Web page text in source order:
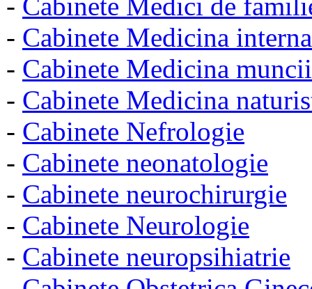
- Cabinete Medicina interna
- Cabinete Medicina muncii
- Cabinete Medicina
- Cabinete Nefrologie
- Cabinete neonatologie
- Cabinete neurochirurgie
- Cabinete Neurologie
- Cabinete neuropsihiatrie